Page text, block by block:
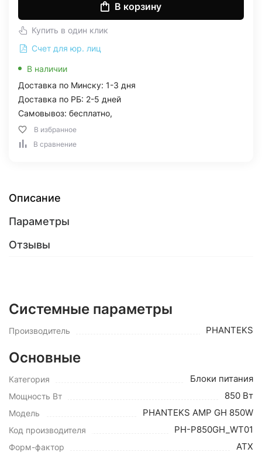
В корзину
Купить в один клик
Счет для юр. лиц
В наличии
Доставка по Минску: 1-3 дня
Доставка по РБ: 2-5 дней
Самовывоз: бесплатно,
В избранное
В сравнение
Описание
Параметры
Отзывы
Системные параметры
Производитель PHANTEKS
Основные
Категория Блоки питания
Мощность Вт 850 Вт
Модель PHANTEKS AMP GH 850W
Код производителя PH-P850GH_WT01
Форм-фактор ATX